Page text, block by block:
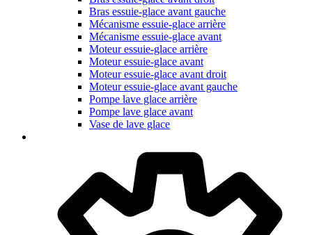
Bras essuie-glace avant gauche
Mécanisme essuie-glace arrière
Mécanisme essuie-glace avant
Moteur essuie-glace arrière
Moteur essuie-glace avant
Moteur essuie-glace avant droit
Moteur essuie-glace avant gauche
Pompe lave glace arrière
Pompe lave glace avant
Vase de lave glace